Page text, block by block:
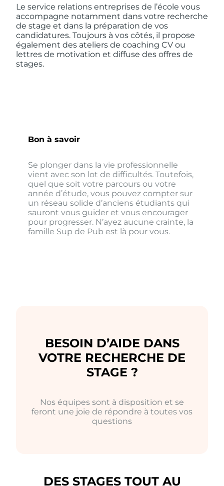
Le service relations entreprises de l’école vous
accompagne notamment dans votre recherche
de stage et dans la préparation de vos
candidatures. Toujours à vos côtés, il propose
également des ateliers de coaching CV ou
lettres de motivation et diffuse des offres de
stages.
Bon à savoir
Se plonger dans la vie professionnelle
vient avec son lot de difficultés. Toutefois,
quel que soit votre parcours ou votre
année d’étude, vous pouvez compter sur
un réseau solide d’anciens étudiants qui
sauront vous guider et vous encourager
pour progresser. N’ayez aucune crainte, la
famille Sup de Pub est là pour vous.
BESOIN D’AIDE DANS
VOTRE RECHERCHE DE
STAGE ?
Nos équipes sont à disposition et se
feront une joie de répondre à toutes vos
questions
DES STAGES TOUT AU